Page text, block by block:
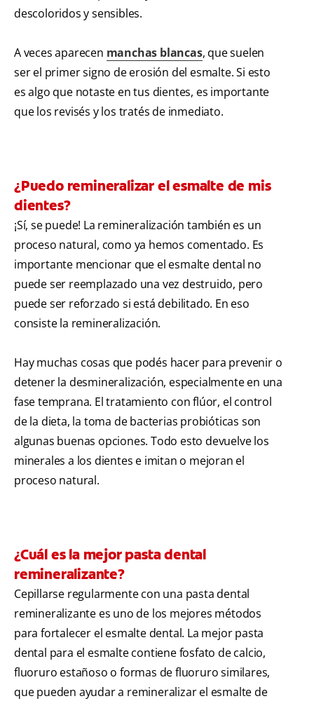
descoloridos y sensibles.
A veces aparecen manchas blancas, que suelen
ser el primer signo de erosión del esmalte. Si esto
es algo que notaste en tus dientes, es importante
que los revisés y los tratés de inmediato.
¿Puedo remineralizar el esmalte de mis
dientes?
¡Sí, se puede! La remineralización también es un
proceso natural, como ya hemos comentado. Es
importante mencionar que el esmalte dental no
puede ser reemplazado una vez destruido, pero
puede ser reforzado si está debilitado. En eso
consiste la remineralización.
Hay muchas cosas que podés hacer para prevenir o
detener la desmineralización, especialmente en una
fase temprana. El tratamiento con flúor, el control
de la dieta, la toma de bacterias probióticas son
algunas buenas opciones. Todo esto devuelve los
minerales a los dientes e imitan o mejoran el
proceso natural.
¿Cuál es la mejor pasta dental
remineralizante?
Cepillarse regularmente con una pasta dental
remineralizante es uno de los mejores métodos
para fortalecer el esmalte dental. La mejor pasta
dental para el esmalte contiene fosfato de calcio,
fluoruro estañoso o formas de fluoruro similares,
que pueden ayudar a remineralizar el esmalte de